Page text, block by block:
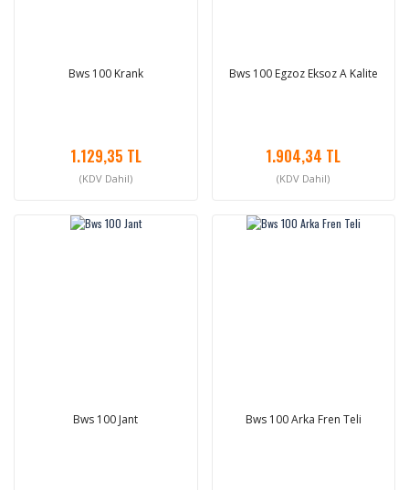
Bws 100 Krank
1.129,35 TL
(KDV Dahil)
Bws 100 Egzoz Eksoz A Kalite
1.904,34 TL
(KDV Dahil)
Bws 100 Jant Bws 100 Arka Fren Teli